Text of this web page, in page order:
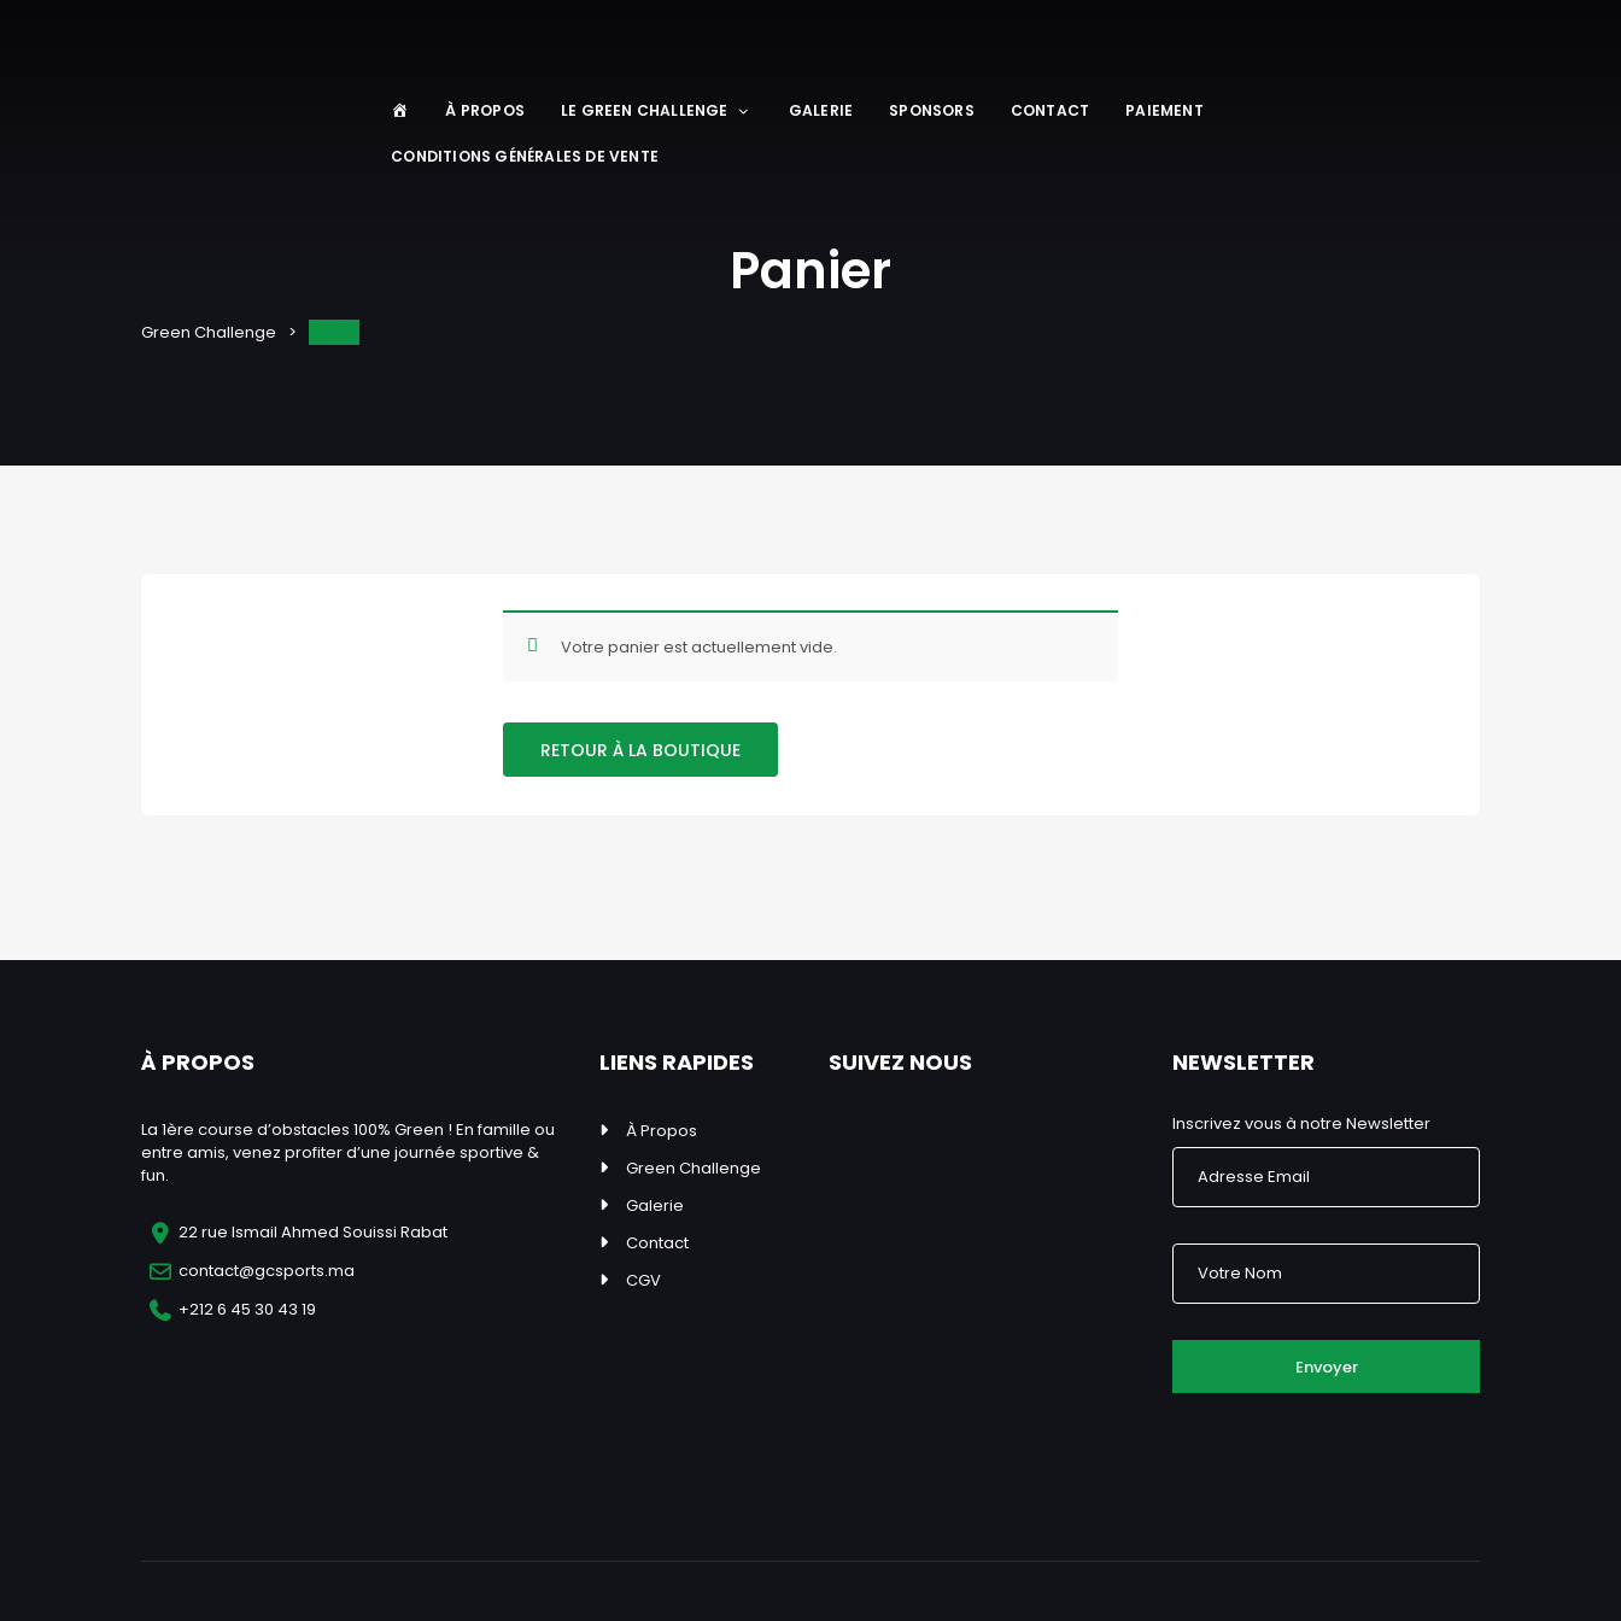
À PROPOS LE GREEN CHALLENGE GALERIE SPONSORS CONTACT PAIEMENT
CONDITIONS GÉNÉRALES DE VENTE
Panier
Green Challenge
Votre panier est actuellement vide.
RETOUR À LA BOUTIQUE
À PROPOS
La 1ère course d’obstacles 100% Green ! En famille ou
entre amis, venez profiter d’une journée sportive &
fun.
22 rue Ismail Ahmed Souissi Rabat
contact@gcsports.ma
+212 6 45 30 43 19
LIENS RAPIDES
À Propos
Green Challenge
Galerie
Contact
CGV
SUIVEZ NOUS NEWSLETTER
Inscrivez vous à notre Newsletter
Envoyer